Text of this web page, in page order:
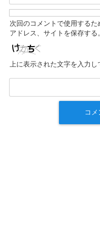
次回のコメントで使用する
アドレス、サイトを保存する。
上に表示された文字を入力し